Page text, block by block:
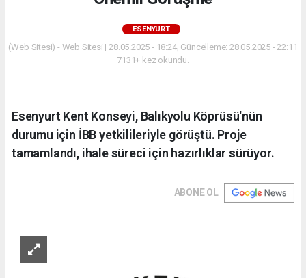
ESENYURT
(Web Sitesi) - Web Sitesi | 28.05.2025 - 18:24, Güncelleme: 28.05.2025 - 22:11
7131+ kez okundu.
Esenyurt Kent Konseyi, Balıkyolu Köprüsü'nün
durumu için İBB yetkilileriyle görüştü. Proje
tamamlandı, ihale süreci için hazırlıklar sürüyor.
ABONE OL